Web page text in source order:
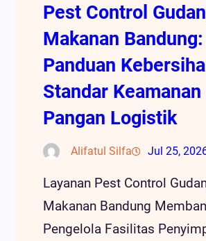
Pest Control
Makanan Bandung:
Panduan
Standar Keamanan
Pangan Logistik
Alifatul Silfa Jul 25,
Layanan Pest Control
Makanan Bandung
Pengelola Fasilitas